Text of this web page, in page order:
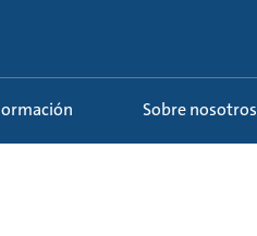
Formación Sobre nosotros